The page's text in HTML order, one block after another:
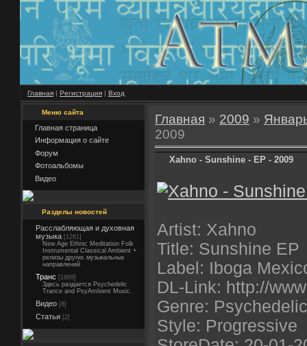
Главная | Регистрация | Вход
Меню сайта
Главная страница
Информация о сайте
Форум
Фотоальбомы
Видео
Разделы новостей
Расслабляющая и духовная
музыка [1261]
New Age Ethnic Meditation Folk
Instrumental Classical Ambient +
релизы других музыкальных
направлений
Транс [1669]
Здесь раздается Psychedelic
Trance and PsyAmbient Music.
Видео [8]
Статьи [2]
Главная » 2009 »
2009
Xahno - Sunshine - EP - 2009
Artist: Xahno
Title: Sunshine EP
Label: Iboga
DL-Link: http://
Genre: Psychedelic
Style: Progressive